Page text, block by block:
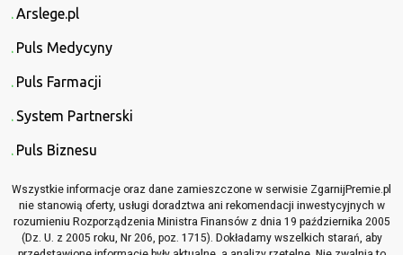
Arslege.pl
Puls Medycyny
Puls Farmacji
System Partnerski
Puls Biznesu
Wszystkie informacje oraz dane zamieszczone w serwisie ZgarnijPremie.pl
nie stanowią oferty, usługi doradztwa ani rekomendacji inwestycyjnych w
rozumieniu Rozporządzenia Ministra Finansów z dnia 19 października 2005
(Dz. U. z 2005 roku, Nr 206, poz. 1715). Dokładamy wszelkich starań, aby